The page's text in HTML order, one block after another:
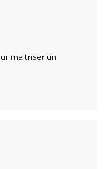
maitriser un